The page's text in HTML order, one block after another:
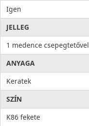
Igen
JELLEG
1 medence csepegtetővel
ANYAGA
Keratek
SZÍN
K86 fekete